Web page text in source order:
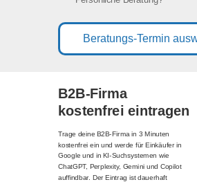
Beratungs-Termin
B2B-Firma
kostenfrei eintragen
Trage deine B2B-Firma in 3 Minuten
kostenfrei ein und werde für Einkäufer in
Google und in KI-Suchsystemen wie
ChatGPT, Perplexity, Gemini und Copilot
auffindbar. Der Eintrag ist dauerhaft